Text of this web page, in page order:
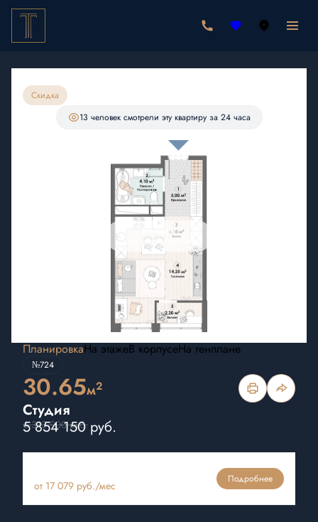
Студия 6 313 900 руб.
5 854 150 руб.
Ипотека
Скидка
13 человек смотрели эту квартиру за 24 часа
Нажмите
для увеличения
ПланировкаНа этажеВ корпусеНа генплане
№724
30.65м2
Студия
6 313 900 руб.
5 854 150 руб.
от 17 079 руб./мес
Подробнее